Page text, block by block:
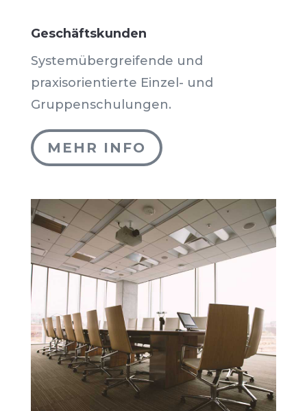
Geschäftskunden
Systemübergreifende und
praxisorientierte Einzel- und
Gruppenschulungen.
MEHR INFO